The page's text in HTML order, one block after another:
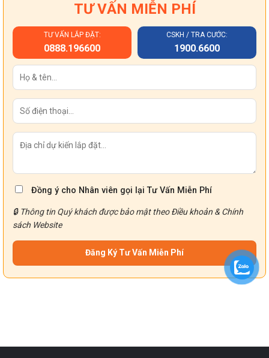
TƯ VẤN MIỄN PHÍ
TƯ VẤN LẮP ĐẶT:
0888.196600
CSKH / TRA CƯỚC:
1900.6600
Đồng ý cho Nhân viên gọi lại Tư Vấn Miễn Phí
🔒 Thông tin Quý khách được bảo mật theoĐiều khoản & Chính
sách Website